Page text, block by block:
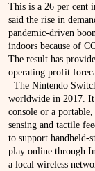
This is a 26 per cent
said the rise in
pandemic-driven
indoors because of
The result has
operating profit
The Nintendo
worldwide in 2017. It
console or a
sensing and tactile
to support handheld-
play online through
a local wireless